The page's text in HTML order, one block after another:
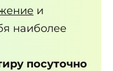
и
наиболее
посуточно